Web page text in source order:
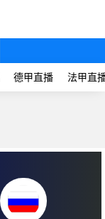
德甲直播 法甲直